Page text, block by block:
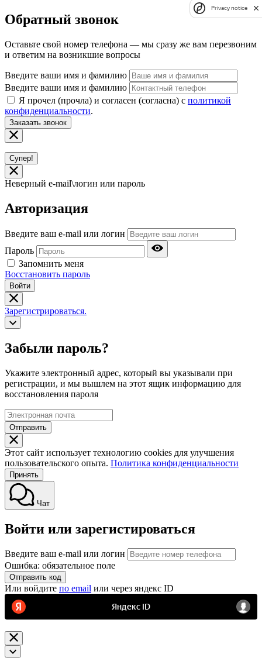
Обратный звонок
Оставьте свой номер телефона — мы сразу же вам перезвоним
и ответим на возникшие вопросы
Введите ваши имя и фамилию
Введите ваши имя и фамилию
Я прочел (прочла) и согласен (согласна) с политикой
конфиденциальности.
Заказать звонок
Супер!
Неверный e-mail\логин или пароль
Авторизация
Введите ваш e-mail или логин
Пароль
Запомнить меня
Восстановить пароль
Войти
Зарегистрироваться.
Забыли пароль?
Укажите электронный адрес, который вы указывали при
регистрации, и мы вышлем на этот ящик информацию для
восстановления пароля
Отправить
Этот сайт использует технологию cookies для улучшения
пользовательского опыта. Политика конфиденциальности
Принять
Чат
Войти или зарегистироваться
Введите ваш e-mail или логин
Ошибка: обязательное поле
Отправить код
Или войдите по email или через яндекс ID
Privacy notice